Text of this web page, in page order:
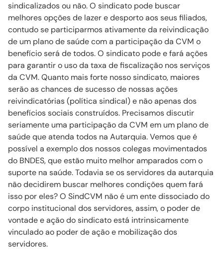
sindicalizados ou não. O sindicato pode buscar
melhores opções de lazer e desporto aos seus filiados,
contudo se participarmos ativamente da reivindicação
de um plano de saúde com a participação da CVM o
benefício será de todos. O sindicato pode e fará ações
para garantir o uso da taxa de fiscalização nos serviços
da CVM. Quanto mais forte nosso sindicato, maiores
serão as chances de sucesso de nossas ações
reivindicatórias (política sindical) e não apenas dos
benefícios sociais construídos. Precisamos discutir
seriamente uma participação da CVM em um plano de
saúde que atenda todos na Autarquia. Vemos que é
possível a exemplo dos nossos colegas movimentados
do BNDES, que estão muito melhor amparados com o
suporte na saúde. Todavia se os servidores da autarquia
não decidirem buscar melhores condições quem fará
isso por eles? O SindCVM não é um ente dissociado do
corpo institucional dos servidores, assim, o poder de
vontade e ação do sindicato está intrinsicamente
vinculado ao poder de ação e mobilização dos
servidores.